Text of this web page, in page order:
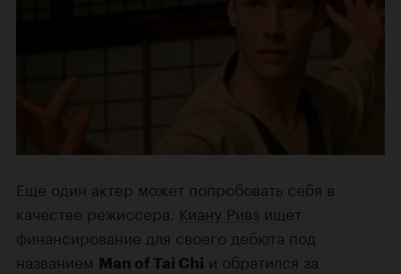
Еще один актер может попробовать себя в
качестве режиссера. Киану Ривз ищет
финансирование для своего дебюта под
названием Man of Tai Chi и обратился за